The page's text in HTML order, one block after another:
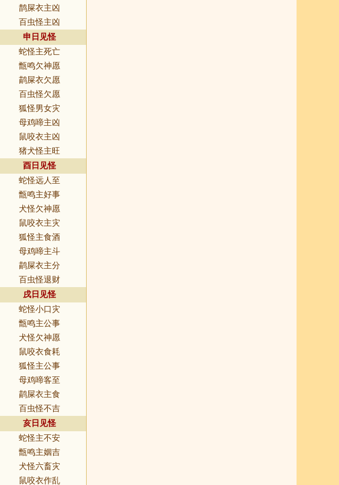
鹊屎衣主凶
百虫怪主凶
申日见怪
蛇怪主死亡
甑鸣欠神愿
鹋屎衣欠愿
百虫怪欠愿
狐怪男女灾
母鸡啼主凶
鼠咬衣主凶
猪犬怪主旺
酉日见怪
蛇怪远人至
甑鸣主好事
犬怪欠神愿
鼠咬衣主灾
狐怪主食酒
母鸡啼主斗
鹋屎衣主分
百虫怪退财
戌日见怪
蛇怪小口灾
甑鸣主公事
犬怪欠神愿
鼠咬衣食耗
狐怪主公事
母鸡啼客至
鹋屎衣主食
百虫怪不吉
亥日见怪
蛇怪主不安
甑鸣主姻吉
犬怪六畜灾
鼠咬衣作乱